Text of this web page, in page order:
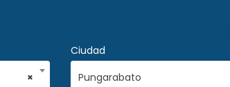
×
Ciudad
Pungarabato